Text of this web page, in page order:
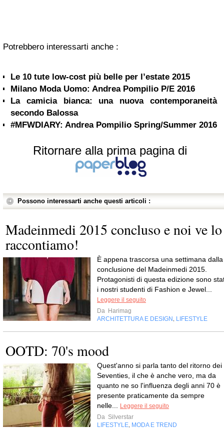
Potrebbero interessarti anche :
Le 10 tute low-cost più belle per l’estate 2015
Milano Moda Uomo: Andrea Pompilio P/E 2016
La camicia bianca: una nuova contemporaneità
secondo Balossa
#MFWDIARY: Andrea Pompilio Spring/Summer 2016
Ritornare alla prima pagina di
Possono interessarti anche questi articoli :
Madeinmedi 2015 concluso e noi ve lo
raccontiamo!
È appena trascorsa una settimana dalla
conclusione del Madeinmedi 2015.
Protagonisti di questa edizione sono
i nostri studenti di Fashion e Jewel...
Leggere il seguito
Da Harimag
ARCHITETTURA E DESIGN LIFESTYLE
OOTD: 70's mood
Quest'anno si parla tanto del ritorno dei
Seventies, il che è anche vero, ma da
quanto ne so l'influenza degli anni 70 è
presente praticamente da sempre
nelle...
Leggere il seguito
Da Silverstar
LIFESTYLE MODA E TREND